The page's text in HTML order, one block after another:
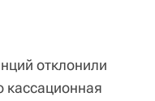
отклонили
кассационная